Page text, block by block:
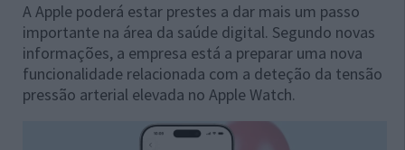
A Apple poderá estar prestes a dar mais um passo
importante na área da saúde digital. Segundo novas
informações, a empresa está a preparar uma nova
funcionalidade relacionada com a deteção da tensão
pressão arterial elevada no Apple Watch.